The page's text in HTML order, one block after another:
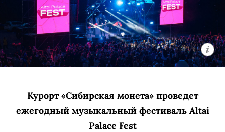
Курорт «Сибирская монета» проведет
ежегодный музыкальный фестиваль Altai
Palace Fest